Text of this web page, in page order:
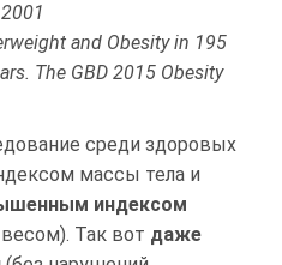
and Obesity in 195
The GBD 2015 Obesity
среди здоровых
массы тела и
индексом
Так вот даже